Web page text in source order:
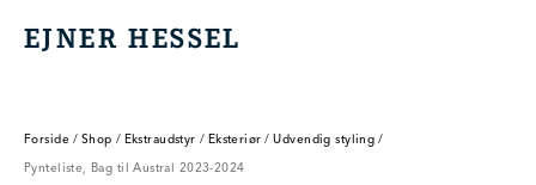
EJNER HESSEL
EJNER HESSEL
Forside / Shop / Ekstraudstyr / Eksteriør / Udvendig styling /
Pynteliste, Bag til Austral 2023-2024